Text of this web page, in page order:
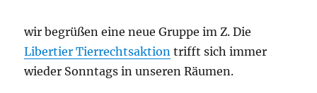
wir begrüßen eine neue Gruppe im Z. Die
Libertier Tierrechtsaktion trifft sich immer
wieder Sonntags in unseren Räumen.